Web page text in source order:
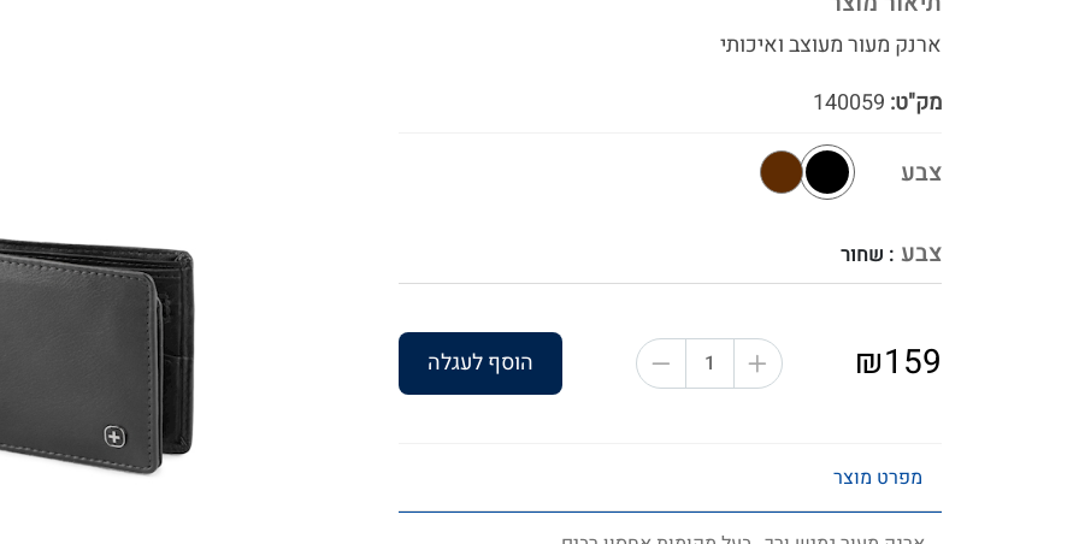
ארנק מעור מעוצב ואיכותי
מק"ט:
צבע
צבע : שחור
₪159 הוסף לעגלה
מפרט מוצר